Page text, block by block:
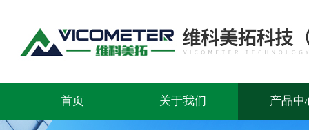
首页 关于我们 产品中